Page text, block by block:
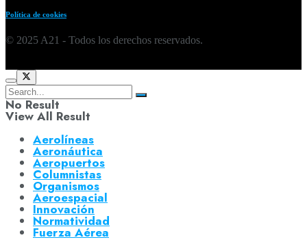
Política de cookies
© 2025 A21 - Todos los derechos reservados.
No Result
View All Result
Aerolíneas
Aeronáutica
Aeropuertos
Columnistas
Organismos
Aeroespacial
Innovación
Normatividad
Fuerza Aérea